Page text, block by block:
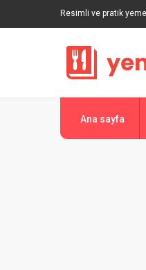
Resimli ve pratik
Ana sayfa